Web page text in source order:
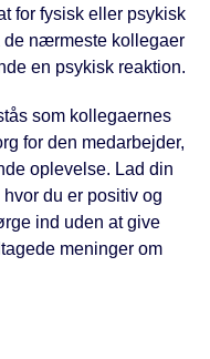
for fysisk eller psykisk
de nærmeste kollegaer
en psykisk reaktion.
som kollegaernes
for den medarbejder,
oplevelse. Lad din
du er positiv og
ind uden at give
meninger om